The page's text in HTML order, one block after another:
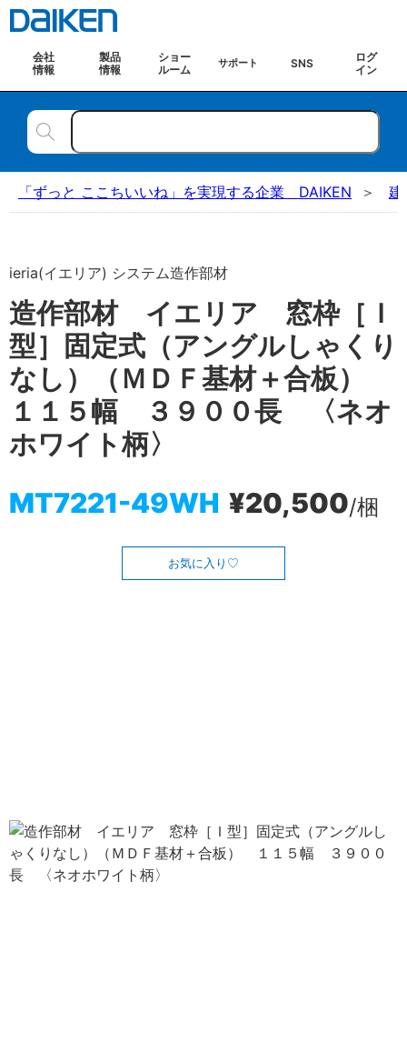
会社
情報
製品
情報
ショー
ルーム
サポート SNS
ログ
イン
「ずっと ここちいいね」を実現する企業 DAIKEN 建
ieria(イエリア) システム造作部材
造作部材 イエリア 窓枠［Ｉ
型］固定式（アングルしゃくり
なし）（ＭＤＦ基材＋合板）
１１５幅 ３９００長 〈ネオ
ホワイト柄〉
MT7221-49WH ¥20,500/梱
お気に入り